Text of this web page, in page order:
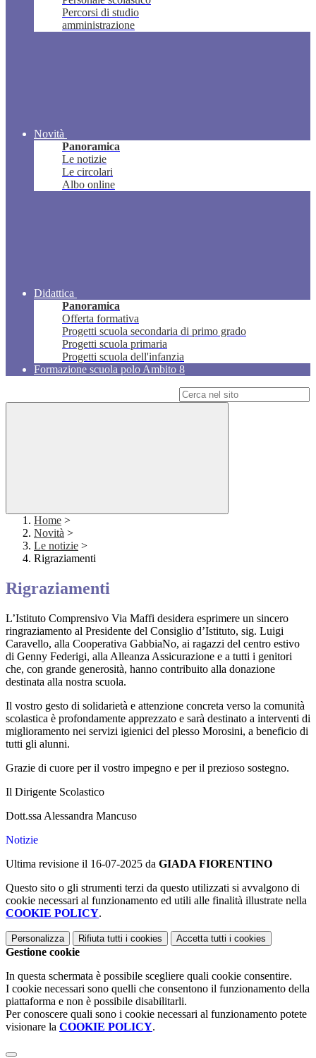
Percorsi di studio
amministrazione
Novità
Panoramica
Le notizie
Le circolari
Albo online
Didattica
Panoramica
Offerta formativa
Progetti scuola secondaria di primo grado
Progetti scuola primaria
Progetti scuola dell'infanzia
Formazione scuola polo Ambito 8
Home >
Novità >
Le notizie >
Rigraziamenti
Rigraziamenti
L’Istituto Comprensivo Via Maffi desidera esprimere un sincero
ringraziamento al Presidente del Consiglio d’Istituto, sig. Luigi
Caravello, alla Cooperativa GabbiaNo, ai ragazzi del centro estivo
di Genny Federigi, alla Alleanza Assicurazione e a tutti i genitori
che, con grande generosità, hanno contribuito alla donazione
destinata alla nostra scuola.
Il vostro gesto di solidarietà e attenzione concreta verso la comunità
scolastica è profondamente apprezzato e sarà destinato a interventi di
miglioramento nei servizi igienici del plesso Morosini, a beneficio di
tutti gli alunni.
Grazie di cuore per il vostro impegno e per il prezioso sostegno.
Il Dirigente Scolastico
Dott.ssa Alessandra Mancuso
Notizie
Ultima revisione il 16-07-2025 da GIADA FIORENTINO
Questo sito o gli strumenti terzi da questo utilizzati si avvalgono di
cookie necessari al funzionamento ed utili alle finalità illustrate nella
COOKIE POLICY.
Personalizza Rifiuta tutti i cookies Accetta tutti i cookies
Gestione cookie
In questa schermata è possibile scegliere quali cookie consentire.
I cookie necessari sono quelli che consentono il funzionamento della
piattaforma e non è possibile disabilitarli.
Per conoscere quali sono i cookie necessari al funzionamento potete
visionare la COOKIE POLICY.